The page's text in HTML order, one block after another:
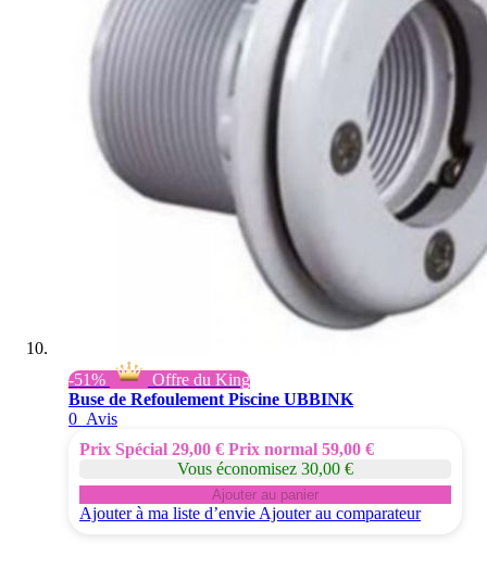
-51%
Offre du King
Buse de Refoulement Piscine UBBINK
0 Avis
Prix Spécial 29,00 € Prix normal 59,00 €
Vous économisez 30,00 €
Ajouter au panier
Ajouter à ma liste d’envie Ajouter au comparateur